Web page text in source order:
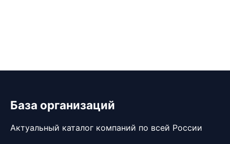
База организаций
Актуальный каталог компаний по всей России